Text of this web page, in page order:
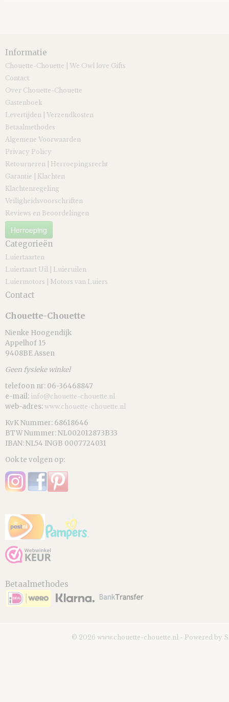
Informatie
Chouette-Chouette | We Owl love Gifts
Contact
Over Chouette-Chouette
Gastenboek
Levertijden | Verzendkosten
Betaalmethodes
Algemene Voorwaarden
Privacy Policy
Retourneren | Herroepingsrecht
Garantie | Klachten
Klachtenregeling
Veiligheidsvoorschriften
Reviews en Beoordelingen
Herroeping
Categorieën
Luiertaarten
Luiertaart Uil | Luieruilen
Luiermotors | Motors van Luiers
Contact
Chouette-Chouette
Nienke Hoogendijk
Appelhof 15
9408BE Assen
Geen fysieke winkel
telefoon nr: 06-36468847
e-mail: info@chouette-chouette.nl
web-adres: www.chouette-chouette.nl
KvK Nummer: 68618646
BTW Nummer: NL002012873B33
IBAN: NL54 INGB 0007724031
Ook te volgen op:
Betaalmethodes
© 2026 www.chouette-chouette.nl - Powered by